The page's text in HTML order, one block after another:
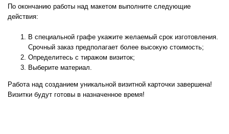
По окончанию работы над макетом выполните следующие
действия:
В специальной графе укажите желаемый срок изготовления.
Срочный заказ предполагает более высокую стоимость;
Определитесь с тиражом визиток;
Выберите материал.
Работа над созданием уникальной визитной карточки завершена!
Визитки будут готовы в назначенное время!